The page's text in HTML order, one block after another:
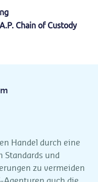
Chain of Custody
Handel durch eine
Standards und
zu vermeiden